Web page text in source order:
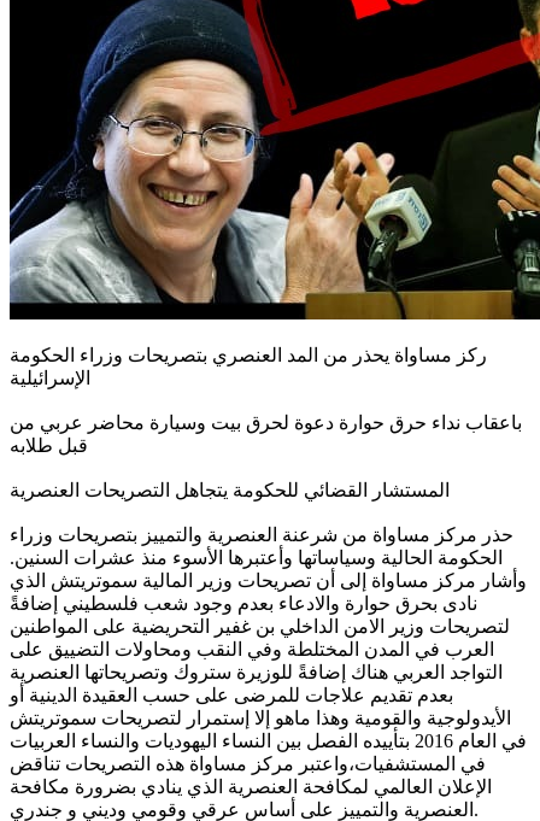
ركز مساواة يحذر من المد العنصري بتصريحات وزراء الحكومة
الإسرائيلية
باعقاب نداء حرق حوارة دعوة لحرق بيت وسيارة محاضر عربي من
قبل طلابه
المستشار القضائي للحكومة يتجاهل التصريحات العنصرية
حذر مركز مساواة من شرعنة العنصرية والتمييز بتصريحات وزراء
الحكومة الحالية وسياساتها وأعتبرها الأسوء منذ عشرات السنين.
وأشار مركز مساواة إلى أن تصريحات وزير المالية سموتريتش الذي
نادى بحرق حوارة والادعاء بعدم وجود شعب فلسطيني إضافةً
لتصريحات وزير الامن الداخلي بن غفير التحريضية على المواطنين
العرب في المدن المختلطة وفي النقب ومحاولات التضييق على
التواجد العربي هناك إضافةً للوزيرة ستروك وتصريحاتها العنصرية
بعدم تقديم علاجات للمرضى على حسب العقيدة الدينية أو
الأيدولوجية والقومية وهذا ماهو إلا إستمرار لتصريحات سموتريتش
في العام 2016 بتأييده الفصل بين النساء اليهوديات والنساء العربيات
في المستشفيات،واعتبر مركز مساواة هذه التصريحات تناقض
الإعلان العالمي لمكافحة العنصرية الذي ينادي بضرورة مكافحة
العنصرية والتمييز على أساس عرقي وقومي وديني و جندري.